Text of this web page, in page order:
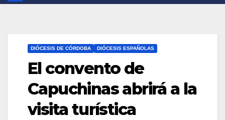
DIÓCESIS DE CÓRDOBA DIÓCESIS ESPAÑOLAS
El convento de
Capuchinas abrirá a la
visita turística